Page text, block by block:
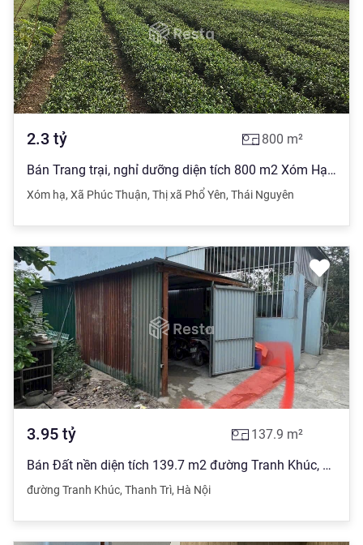
2.3 tỷ 800 m²
Bán Trang trại, nghỉ dưỡng diện tích 800 m2 Xóm Hạ Đạt, Xã Thành Công giá 2.3 tỷ đồng
Xóm hạ, Xã Phúc Thuận, Thị xã Phổ Yên, Thái Nguyên
3.95 tỷ 137.9 m²
Bán Đất nền diện tích 139.7 m2 đường Tranh Khúc, Thanh Trì giá 3.95 tỷ đồng
đường Tranh Khúc, Thanh Trì, Hà Nội